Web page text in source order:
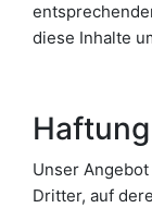
diese Inhalte
Unser
Dritter, auf